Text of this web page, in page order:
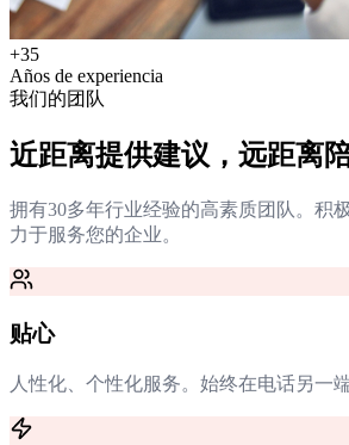
+35
Años de experiencia
我们的团队
近距离提供建议，远距离
拥有30多年行业经验的高素质团队。积
力于服务您的企业。
贴心
人性化、个性化服务。始终在电话另一